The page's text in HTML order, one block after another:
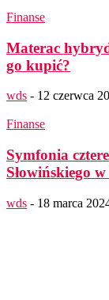
Finanse
Materac
go kupić?
wds - 12 czerwca
Finanse
Symfonia
Słowińskiego
wds - 18 marca